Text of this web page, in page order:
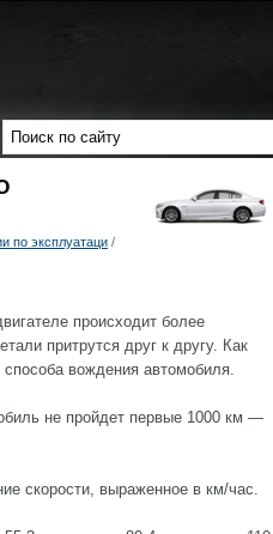
по эксплуатаци /
происходит более
притрутся друг к другу. Как
способа вождения автомобиля.
не пройдет первые 1000 км —
скорости, выраженное в км/час.